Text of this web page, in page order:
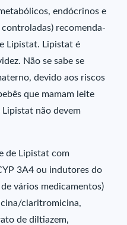
endócrinos e
recomenda-
Lipistat. Lipistat é
Não se sabe se
devido aos riscos
que mamam leite
não devem
de Lipistat com
3A4 ou indutores do
vários medicamentos)
claritromicina,
de diltiazem,